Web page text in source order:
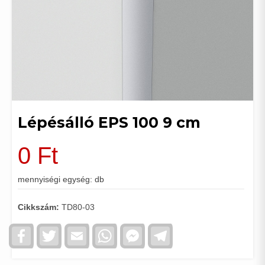
Lépésálló EPS 100 9 cm
0 Ft
mennyiségi egység: db
Cikkszám: TD80-03
FacebookTwitter Email WhatsAppFacebook
Messenger